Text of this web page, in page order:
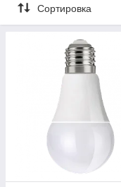
Сортировка